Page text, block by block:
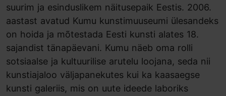
suurim ja esinduslikem näitusepaik Eestis. 2006.
aastast avatud Kumu kunstimuuseumi ülesandeks
on hoida ja mõtestada Eesti kunsti alates 18.
sajandist tänapäevani. Kumu näeb oma rolli
sotsiaalse ja kultuurilise arutelu loojana, seda nii
kunstiajaloo väljapanekutes kui ka kaasaegse
kunsti galeriis, mis on uute ideede laboriks